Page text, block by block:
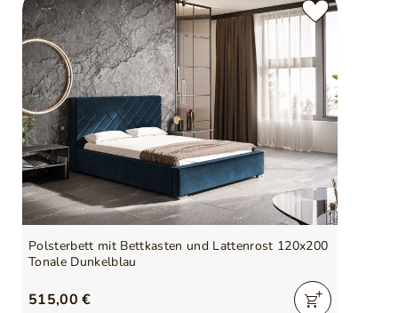
Polsterbett mit Bettkasten und Lattenrost 120x200
Tonale Dunkelblau
515,00 €